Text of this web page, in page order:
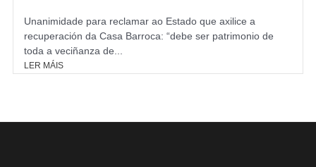
Unanimidade para reclamar ao Estado que axilice a
recuperación da Casa Barroca: “debe ser patrimonio de
toda a veciñanza de...
LER MÁIS